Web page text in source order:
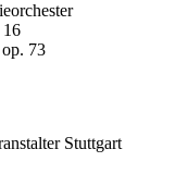
73
Stuttgart